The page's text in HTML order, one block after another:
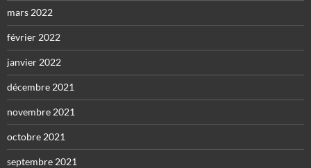
mars 2022
février 2022
janvier 2022
décembre 2021
novembre 2021
octobre 2021
septembre 2021